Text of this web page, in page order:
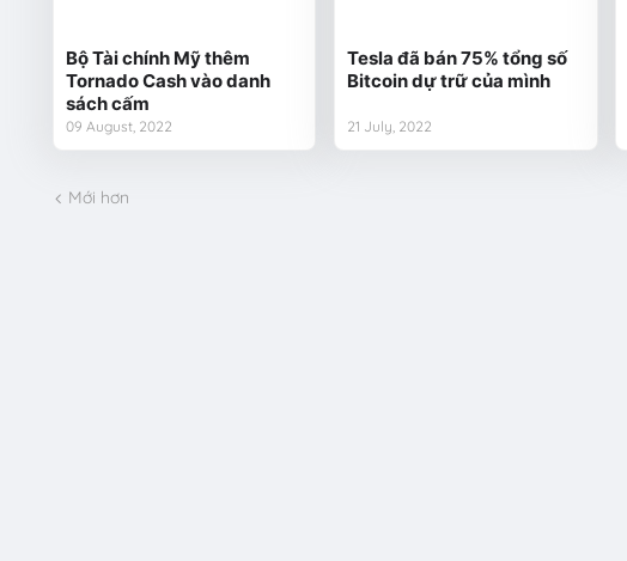
Bộ Tài chính Mỹ thêm
Tornado Cash vào danh
sách cấm
09 August, 2022
Tesla đã bán 75% tổng số
Bitcoin dự trữ của mình
21 July, 2022
Mới hơn